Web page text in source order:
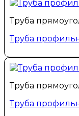
Труба
Труба
Труба
Труба